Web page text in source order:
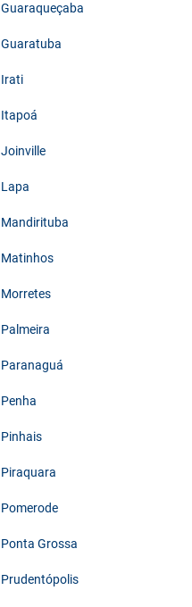
Guaraqueçaba
Guaratuba
Irati
Itapoá
Joinville
Lapa
Mandirituba
Matinhos
Morretes
Palmeira
Paranaguá
Penha
Pinhais
Piraquara
Pomerode
Ponta Grossa
Prudentópolis